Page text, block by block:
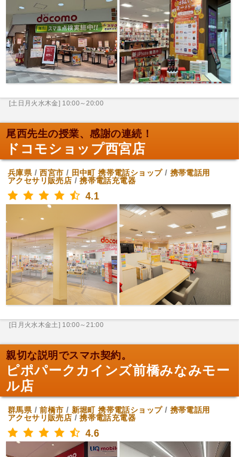
[土日月火水木金] 10:00～20:00
尾西先生の授業、感謝の連続！
ドコモショップ西宮店
兵庫県/西宮市 / 田中町 携帯電話ショップ/ 携帯電話用
アクセサリ販売店 /携帯電話充電器
4.1
[日月火水木金土] 10:00～21:00
親切な説明でスマホ契約。
ピポパークカインズ前橋みなみモー
ル店
群馬県/前橋市 / 新堀町 携帯電話ショップ/ 携帯電話用
アクセサリ販売店 /携帯電話充電器
4.6